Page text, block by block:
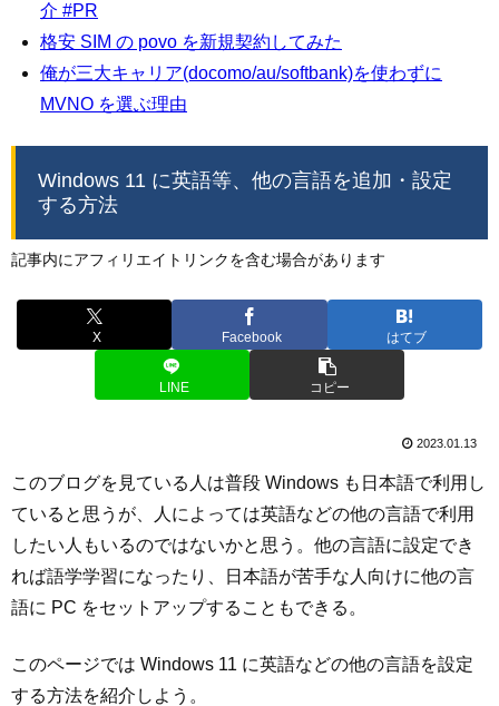
介 #PR
格安 SIM の povo を新規契約してみた
俺が三大キャリア(docomo/au/softbank)を使わずに
MVNO を選ぶ理由
Windows 11 に英語等、他の言語を追加・設定
する方法
記事内にアフィリエイトリンクを含む場合があります
X Facebook はてブ
LINE コピー
2023.01.13
このブログを見ている人は普段 Windows も日本語で利用し
ていると思うが、人によっては英語などの他の言語で利用
したい人もいるのではないかと思う。他の言語に設定でき
れば語学学習になったり、日本語が苦手な人向けに他の言
語に PC をセットアップすることもできる。
このページでは Windows 11 に英語などの他の言語を設定
する方法を紹介しよう。